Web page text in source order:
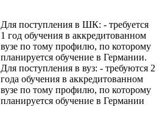
Для поступления в ШК: - требуется
1 год обучения в аккредитованном
вузе по тому профилю, по которому
планируется обучение в Германии.
Для поступления в вуз: - требуются 2
года обучения в аккредитованном
вузе по тому профилю, по которому
планируется обучение в Германии